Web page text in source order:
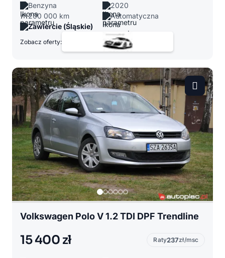
Benzyna
2020
200 000 km
Automatyczna
Zawiercie (Śląskie)
Zobacz oferty:
Volkswagen Polo V 1.2 TDI DPF Trendline
15 400 zł Raty237zł/msc